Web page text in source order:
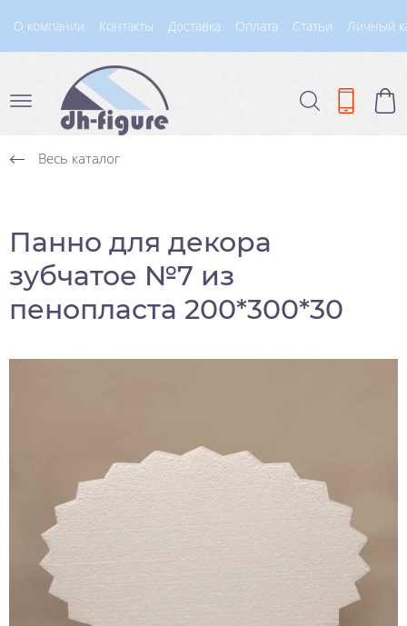
О компании Контакты Доставка Оплата Статьи Личный
Весь каталог
Панно для декора
зубчатое №7 из
пенопласта 200*300*30